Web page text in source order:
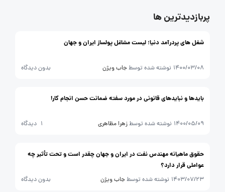
معرفی متخصصان منابع انسانی
نمایشگاه کار
پربازدیدترین ها
شغل های پردرآمد دنیا؛ لیست مشاغل پولساز ایران و جهان
1400/03/08 نوشته شده توسط جاب ویژن بدون دیدگاه
بایدها و نباید‌های قانونی در مورد سفته ضمانت حسن انجام کار!
1400/05/09 نوشته شده توسطزهرا مظاهری 1 دیدگاه
حقوق ماهیانه مهندس نفت در ایران و جهان چقدر است و تحت تأثیر چه
عواملی قرار دارد؟
1403/07/23 نوشته شده توسط جاب ویژن بدون دیدگاه